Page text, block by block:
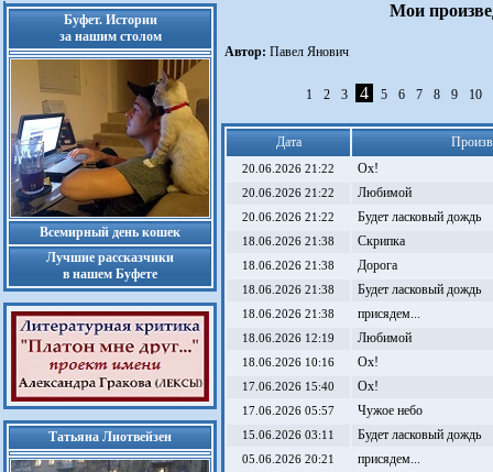
Буфет. Истории
за нашим столом
Всемирный день кошек
Лучшие рассказчики
в нашем Буфете
Татьяна Лиотвейзен
Мои
Автор: Павел Янович
1 2 3 4 5 6 7 8 9 10
Дата
20.06.2026 21:22 Ох!
20.06.2026 21:22 Любимой
20.06.2026 21:22 Будет ласковый дождь
18.06.2026 21:38 Скрипка
18.06.2026 21:38 Дорога
18.06.2026 21:38 Будет ласковый дождь
18.06.2026 21:38 присядем...
18.06.2026 12:19 Любимой
18.06.2026 10:16 Ох!
17.06.2026 15:40 Ох!
17.06.2026 05:57 Чужое небо
15.06.2026 03:11 Будет ласковый дождь
05.06.2026 20:21 присядем...